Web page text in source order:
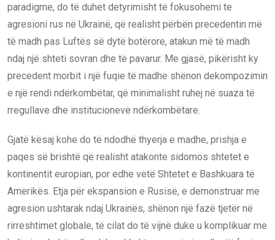
paradigme, do të duhet detyrimisht të fokusohemi te
agresioni rus në Ukrainë, që realisht përbën precedentin më
të madh pas Luftës së dytë botërore, atakun më të madh
ndaj një shteti sovran dhe të pavarur. Me gjasë, pikërisht ky
precedent morbit i një fuqie të madhe shënon dekompozimin
e një rendi ndërkombëtar, që minimalisht ruhej në suaza të
rregullave dhe institucioneve ndërkombëtare.
Gjatë kësaj kohe do të ndodhë thyerja e madhe, prishja e
paqes së brishtë që realisht atakonte sidomos shtetet e
kontinentit europian, por edhe vetë Shtetet e Bashkuara të
Amerikës. Etja për ekspansion e Rusisë, e demonstruar me
agresion ushtarak ndaj Ukrainës, shënon një fazë tjetër në
rirreshtimet globale, të cilat do të vijnë duke u komplikuar me